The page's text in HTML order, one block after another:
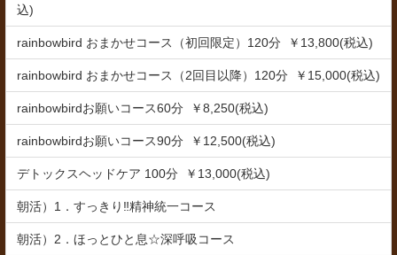
込)
rainbowbird おまかせコース（初回限定）120分 ￥13,800(税込)
rainbowbird おまかせコース（2回目以降）120分 ￥15,000(税込)
rainbowbirdお願いコース60分 ￥8,250(税込)
rainbowbirdお願いコース90分 ￥12,500(税込)
デトックスヘッドケア 100分 ￥13,000(税込)
朝活）1．すっきり‼精神統一コース
朝活）2．ほっとひと息☆深呼吸コース